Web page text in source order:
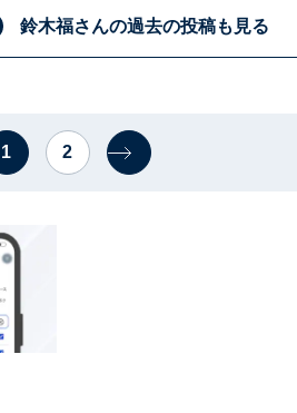
鈴木福さんの過去の投稿も見る
1 2